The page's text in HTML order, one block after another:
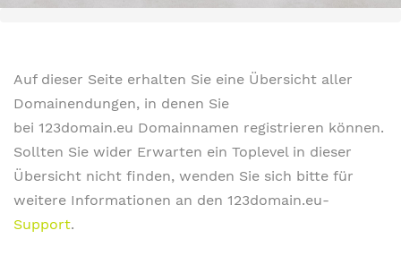
Auf dieser Seite erhalten Sie eine Übersicht aller
Domainendungen, in denen Sie
bei 123domain.eu Domainnamen registrieren können.
Sollten Sie wider Erwarten ein Toplevel in dieser
Übersicht nicht finden, wenden Sie sich bitte für
weitere Informationen an den 123domain.eu-
Support.